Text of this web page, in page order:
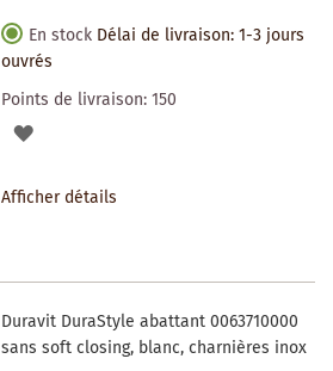
En stock Délai de livraison: 1-3 jours
ouvrés
Points de livraison:150
AJOUTER
SOUHAITS
Afficher détails
Duravit DuraStyle abattant 0063710000
sans soft closing, blanc, charnières inox